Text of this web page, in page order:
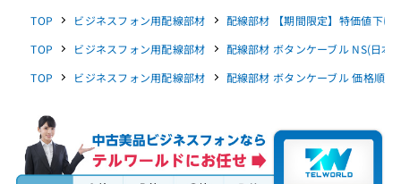
TOP ビジネスフォン用配線部材
配線部材 【期間限定】特価値下げ
TOP
ビジネスフォン用配線部材
配線部材 ボタンケーブル NS(日本
TOP
ビジネスフォン用配線部材 配線部材 ボタンケーブル 価格順（